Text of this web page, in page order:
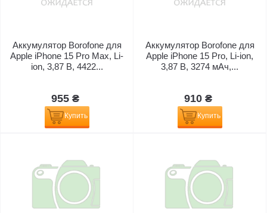
Аккумулятор Borofone для
Apple iPhone 15 Pro Max, Li-
ion, 3,87 B, 4422...
955 ₴
Купить
Аккумулятор Borofone для
Apple iPhone 15 Pro, Li-ion,
3,87 B, 3274 мАч,...
910 ₴
Купить